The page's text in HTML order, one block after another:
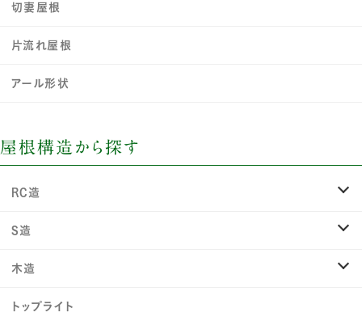
切妻屋根
片流れ屋根
アール形状
屋根構造から探す
RC造
S造
木造
トップライト